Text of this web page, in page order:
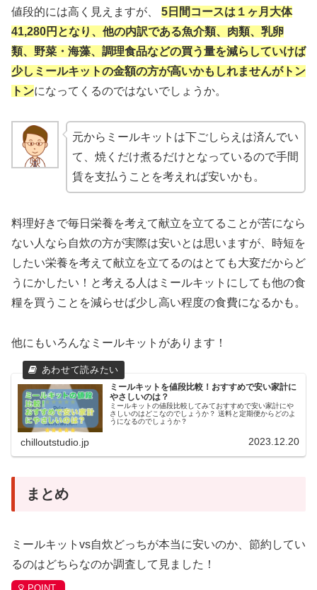
値段的には高く見えますが、 5日間コースは１ヶ月大体
41,280円となり、他の内訳である魚介類、肉類、乳卵
類、野菜・海藻、調理食品などの買う量を減らしていけば
少しミールキットの金額の方が高いかもしれませんがトン
トンになってくるのではないでしょうか。
元からミールキットは下ごしらえは済んでい
て、焼くだけ煮るだけとなっているので手間
賃を支払うことを考えれば安いかも。
料理好きで毎日栄養を考えて献立を立てることが苦になら
ない人なら自炊の方が実際は安いとは思いますが、時短を
したい栄養を考えて献立を立てるのはとても大変だからど
うにかしたい！と考える人はミールキットにしても他の食
糧を買うことを減らせば少し高い程度の食費になるかも。
他にもいろんなミールキットがあります！
ミールキットを値段比較！おすすめで安い家計に
やさしいのは？
ミールキットの値段比較してみておすすめで安い家計にや
さしいのはどこなのでしょうか？ 送料と定期便からどのよ
うになるのでしょうか？
chilloutstudio.jp 2023.12.20
まとめ
ミールキットvs自炊どっちが本当に安いのか、節約してい
るのはどちらなのか調査して見ました！